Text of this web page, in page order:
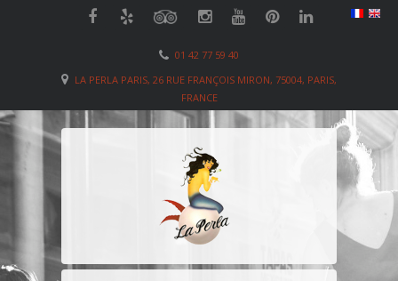
01 42 77 59 40
LA PERLA PARIS, 26 RUE FRANÇOIS MIRON, 75004, PARIS,
FRANCE